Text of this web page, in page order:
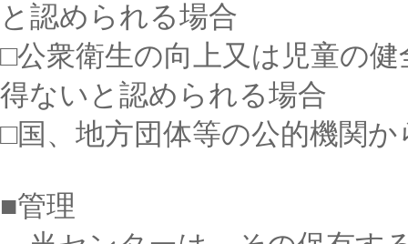
と認められる場合
□公衆衛生の向上又は児童の
得ないと認められる場合
□国、地方団体等の公的機関
■管理